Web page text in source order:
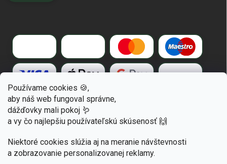
Používame cookies 🍪,
aby náš web fungoval správne,
dážďovky mali pokoj 🪱
a vy čo najlepšiu používateľskú skúsenosť 🙌
Niektoré cookies slúžia aj na meranie návštevnosti
a zobrazovanie personalizovanej reklamy.